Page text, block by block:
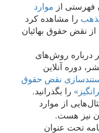
فهرستی از موارد
را مشاهده کرد
نقض حقوق بهائیان
درباره روش‌های
دوره آنلاین
نقض حقوق
را بگذرانید.
از موارد
نیز هست.